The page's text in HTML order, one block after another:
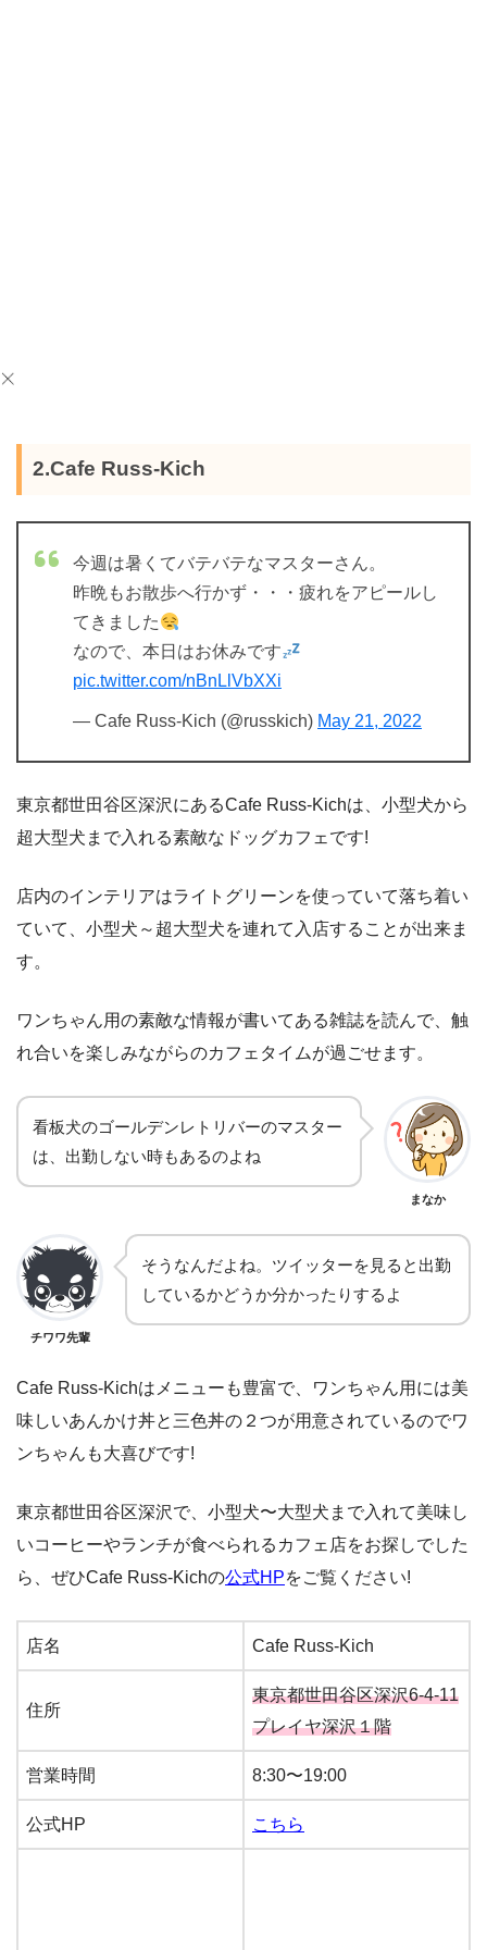
2.Cafe Russ-Kich
今週は暑くてバテバテなマスターさん。
昨晩もお散歩へ行かず・・・疲れをアピールし
てきました
なので、本日はお休みです
pic.twitter.com/nBnLlVbXXi
— Cafe Russ-Kich (@russkich) May 21, 2022
東京都世田谷区深沢にあるCafe Russ-Kichは、小型犬から
超大型犬まで入れる素敵なドッグカフェです!
店内のインテリアはライトグリーンを使っていて落ち着い
ていて、小型犬～超大型犬を連れて入店することが出来ま
す。
ワンちゃん用の素敵な情報が書いてある雑誌を読んで、触
れ合いを楽しみながらのカフェタイムが過ごせます。
看板犬のゴールデンレトリバーのマスター
は、出勤しない時もあるのよね
まなか
チワワ先輩
そうなんだよね。ツイッターを見ると出勤
しているかどうか分かったりするよ
Cafe Russ-Kichはメニューも豊富で、ワンちゃん用には美
味しいあんかけ丼と三色丼の２つが用意されているのでワ
ンちゃんも大喜びです!
東京都世田谷区深沢で、小型犬〜大型犬まで入れて美味し
いコーヒーやランチが食べられるカフェ店をお探しでした
ら、ぜひCafe Russ-Kichの公式HPをご覧ください!
店名 Cafe Russ-Kich
住所
東京都世田谷区深沢6-4-11
プレイヤ深沢１階
営業時間 8:30〜19:00
公式HP こちら